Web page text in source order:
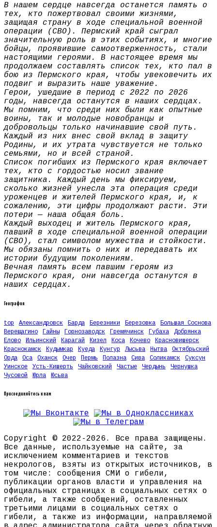
В нашем сердце навсегда останется память о
тех, кто пожертвовал своими жизнями,
защищая страну в ходе специальной военной
операции (СВО). Пермский край сыграл
значительную роль в этих событиях, и многие
бойцы, проявившие самоотверженность, стали
настоящими героями. В настоящее время мы
продолжаем составлять список тех, кто пал в
бою из Пермского края, чтобы увековечить их
подвиг и выразить наше уважение.
Герои, ушедшие в период с 2022 по 2026
годы, навсегда останутся в наших сердцах.
Мы помним, что среди них были как опытные
воины, так и молодые новобранцы и
добровольцы только начинавшие свой путь.
Каждый из них внес свой вклад в защиту
Родины, и их утрата чувствуется не только
семьями, но и всей страной.
Список погибших из Пермского края включает
тех, кто с гордостью носил звание
защитника. Каждый день мы фиксируем,
сколько жизней унесла эта операция среди
уроженцев и жителей Пермского края, и, к
сожалению, эти цифры продолжают расти. Эти
потери — наша общая боль.
Каждый выходец и житель Пермского края,
павший в ходе специальной военной операции
(СВО), стал символом мужества и стойкости.
Мы обязаны помнить о них и передавать их
истории будущим поколениям.
Вечная память всем павшим героям из
Пермского края, они навсегда останутся в
наших сердцах.
География
top Александровск Барда Березники Березовка
Большая Соснова
Верещагино
Гайны Горнозаводск Гремячинск Губаха
Добрянка
Елово
Ильинский Карагай Кизел Коса Кочево
Красновишерск
Краснокамск
Кудымкар Куеда Кунгур Лысьва Нытва
Октябрьский
Орда
Оса Оханск Очер Пермь Полазна Сива Соликамск
Суксун
Уинское
Усть-Кишерть Чайковский Частые Чердынь
Чернушка
Чусовой
Юрла Юсьва
Присоединяйтесь к нам
Copyright © 2022-2026. Все права защищены.
Все данные, используемые на сайте, за
исключением комментариев и текстов
некрологов, взяты из открытых источников, в
том числе: сообщения СМИ о гибели,
публикации органов власти и управления на
официальных страницах в социальных сетях о
гибели, а также сообщений, оставленных
третьими лицами в социальных сетях о
гибели, а также из информации, направляемой